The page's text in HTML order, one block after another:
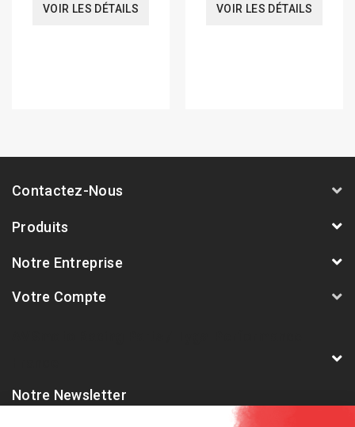
VOIR LES DÉTAILS VOIR LES DÉTAILS
Contactez-Nous
Produits
Notre Entreprise
Votre Compte
Notre Newsletter
Abonnez-vous à notre dernière newsletter pour être informé